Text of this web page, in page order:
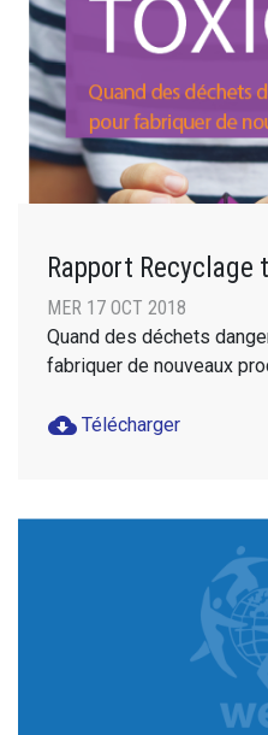
Rapport Recyclage
MER 17 OCT 2018
Quand des déchets
fabriquer de nouveaux
cloud_download Télécharger